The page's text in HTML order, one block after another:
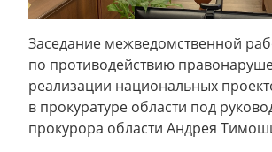
Заседание межведомственной
по противодействию
реализации национальных
в прокуратуре области под
прокурора области Андрея